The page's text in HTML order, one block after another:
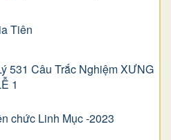
Tiên
531 Câu Trắc Nghiệm XƯNG
1
chức Linh Mục -2023